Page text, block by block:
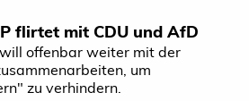
flirtet mit CDU und AfD
offenbar weiter mit der
um
zu verhindern.